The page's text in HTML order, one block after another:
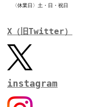
〈休業日〉土・日・祝日
X（旧Twitter）
instagram